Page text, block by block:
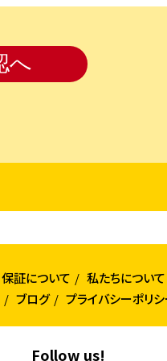
保証について
私たちについて
ブログ プライバシーポリ
Follow us!